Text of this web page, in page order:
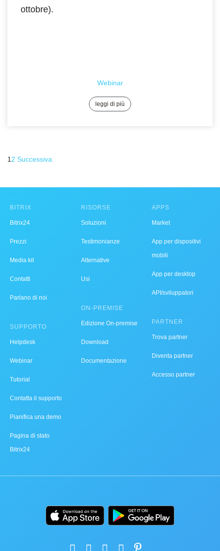
ottobre).
leggi di più
Webinar
1 2 Successiva
BITRIX
Bitrix24
Prezzi
Media kit
Contatti
Parlano di noi
SUPPORTO
Helpdesk
Webinar
Tutorial
Contatta il supporto
Pianifica una demo
Pagina di stato
Bitrix24
RISORSE
Soluzioni
Testimonianze
Alternative
Usi
ON-PREMISE
Edizione On-premise
Download
Documentazione
APPS
Market
App per dispositivi
mobili
App per desktop
API/sviluppatori
PARTNER
Trova partner
Diventa partner
Accesso partner